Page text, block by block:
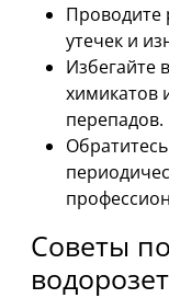
Проводите
утечек и
Избегайте
химикатов
перепадов.
Советы